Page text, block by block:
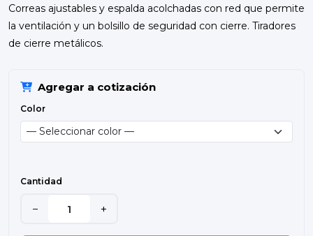
Correas ajustables y espalda acolchadas con red que permite
la ventilación y un bolsillo de seguridad con cierre. Tiradores
de cierre metálicos.
Agregar a cotización
Color
Cantidad
− +